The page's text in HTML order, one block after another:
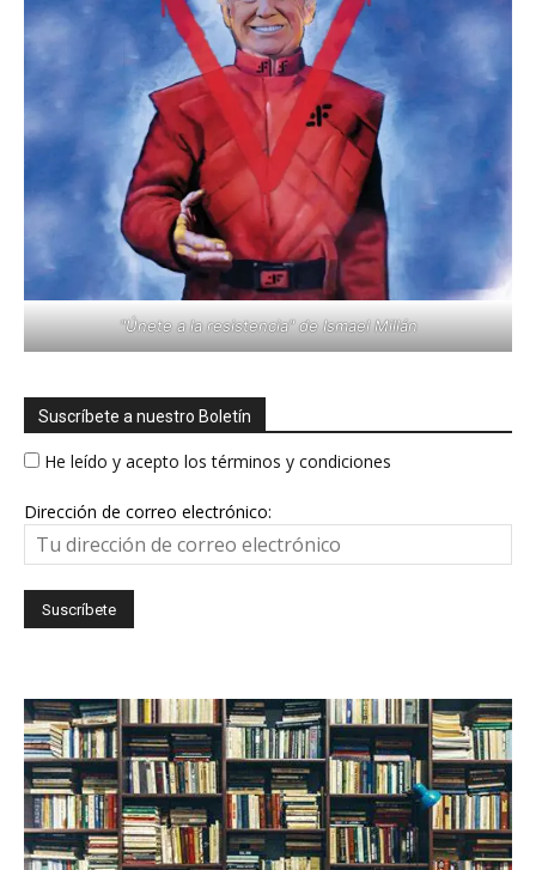
"Únete a la resistencia" de Ismael Millán
Suscríbete a nuestro Boletín
He leído y acepto los términos y condiciones
Dirección de correo electrónico: